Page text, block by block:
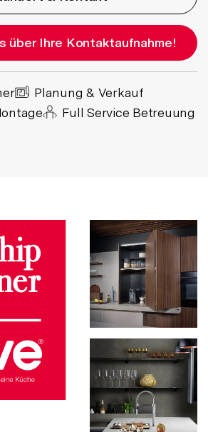
über Ihre Kontaktaufnahme!
Planung & Verkauf
Full Service Betreuung